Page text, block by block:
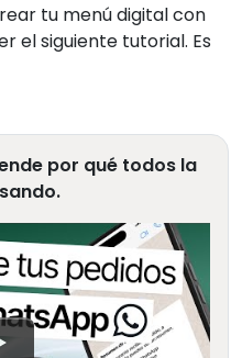
tu menú digital con
el siguiente tutorial. Es
por qué todos la